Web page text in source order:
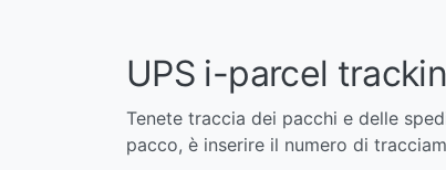
UPS i-parcel
Tenete traccia dei pacchi e delle
pacco, è inserire il numero di